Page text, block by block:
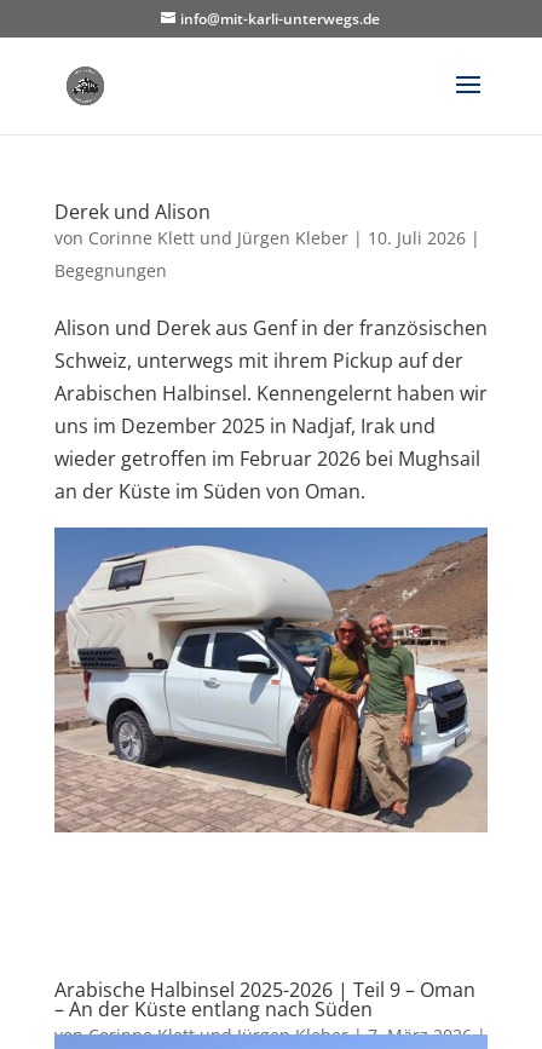
info@mit-karli-unterwegs.de
Derek und Alison
von Corinne Klett und Jürgen Kleber| 10. Juli 2026|
Begegnungen
Alison und Derek aus Genf in der französischen
Schweiz, unterwegs mit ihrem Pickup auf der
Arabischen Halbinsel. Kennengelernt haben wir
uns im Dezember 2025 in Nadjaf, Irak und
wieder getroffen im Februar 2026 bei Mughsail
an der Küste im Süden von Oman.
Arabische Halbinsel 2025-2026 | Teil 9 – Oman
– An der Küste entlang nach Süden
vonCorinne Klett und Jürgen Kleber|7. März 2026|